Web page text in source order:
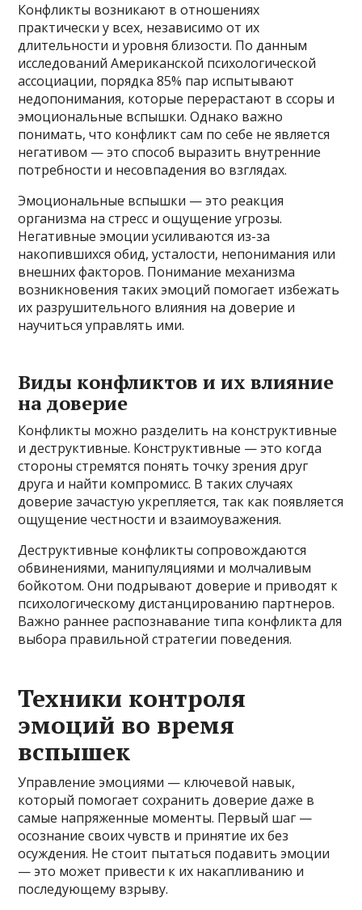
Конфликты возникают в отношениях
практически у всех, независимо от их
длительности и уровня близости. По данным
исследований Американской психологической
ассоциации, порядка 85% пар испытывают
недопонимания, которые перерастают в ссоры и
эмоциональные вспышки. Однако важно
понимать, что конфликт сам по себе не является
негативом — это способ выразить внутренние
потребности и несовпадения во взглядах.
Эмоциональные вспышки — это реакция
организма на стресс и ощущение угрозы.
Негативные эмоции усиливаются из-за
накопившихся обид, усталости, непонимания или
внешних факторов. Понимание механизма
возникновения таких эмоций помогает избежать
их разрушительного влияния на доверие и
научиться управлять ими.
Виды конфликтов и их влияние
на доверие
Конфликты можно разделить на конструктивные
и деструктивные. Конструктивные — это когда
стороны стремятся понять точку зрения друг
друга и найти компромисс. В таких случаях
доверие зачастую укрепляется, так как появляется
ощущение честности и взаимоуважения.
Деструктивные конфликты сопровождаются
обвинениями, манипуляциями и молчаливым
бойкотом. Они подрывают доверие и приводят к
психологическому дистанцированию партнеров.
Важно раннее распознавание типа конфликта для
выбора правильной стратегии поведения.
Техники контроля
эмоций во время
вспышек
Управление эмоциями — ключевой навык,
который помогает сохранить доверие даже в
самые напряженные моменты. Первый шаг —
осознание своих чувств и принятие их без
осуждения. Не стоит пытаться подавить эмоции
— это может привести к их накапливанию и
последующему взрыву.